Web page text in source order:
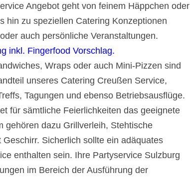
Angebot geht von feinem Häppchen oder
hin zu speziellen Catering Konzeptionen
auch persönliche Veranstaltungen.
inkl. Fingerfood Vorschlag.
Wraps oder auch Mini-Pizzen sind
unseres Catering Creußen Service,
Tagungen und ebenso Betriebsausflüge.
für sämtliche Feierlichkeiten das geeignete
gehören dazu Grillverleih, Stehtische
Sicherlich sollte ein adäquates
enthalten sein. Ihre Partyservice Sulzburg
im Bereich der Ausführung der